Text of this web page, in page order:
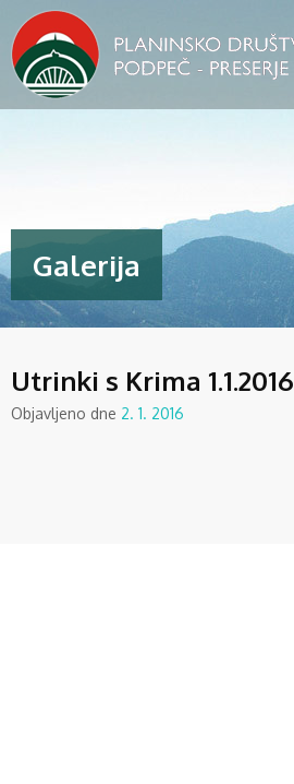
Galerija
Utrinki s Krima 1.1.2016
Objavljeno dne 2. 1. 2016